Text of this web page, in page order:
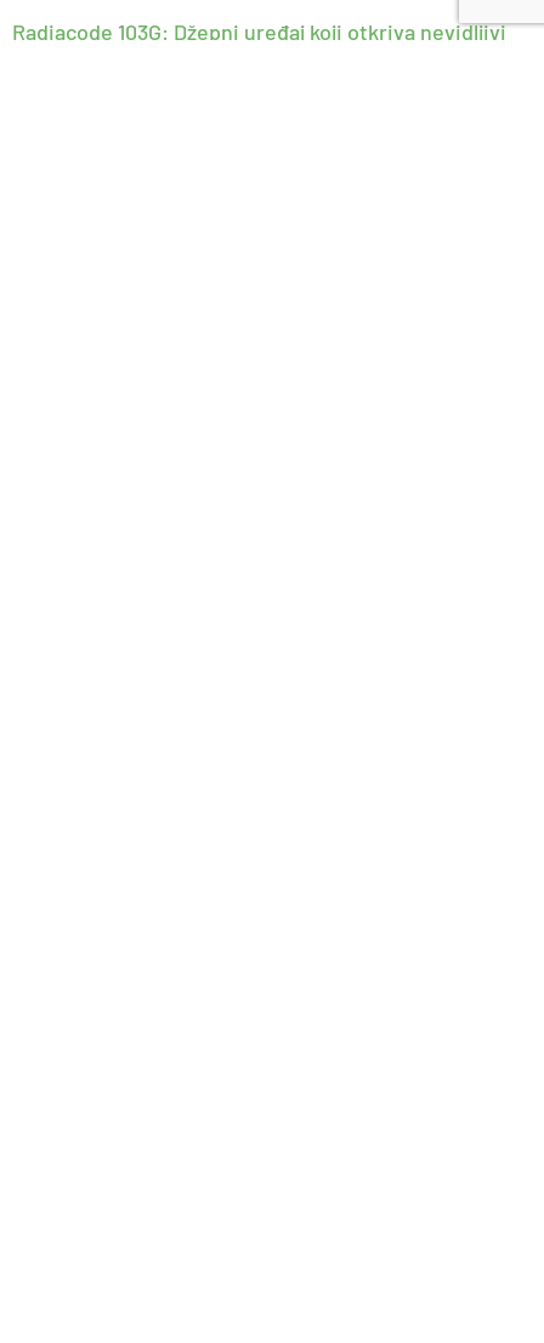
Radiacode 103G: Džepni uređaj koji otkriva nevidljivi